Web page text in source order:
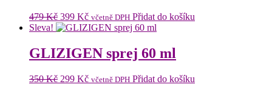
479Kč Původní
cena
479 Kč.
399 KčAktuální
cena
399 Kč.
včetně DPH Přidat do košíku
Sleva!
GLIZIGEN sprej 60 ml
350Kč Původní
299 KčAktuální
včetně DPH Přidat do košíku